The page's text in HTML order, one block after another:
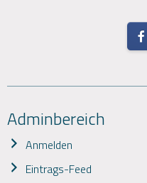
Adminbereich
Anmelden
Eintrags-Feed